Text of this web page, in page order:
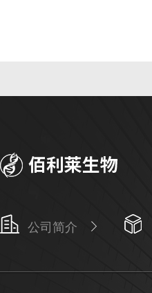
公司简介